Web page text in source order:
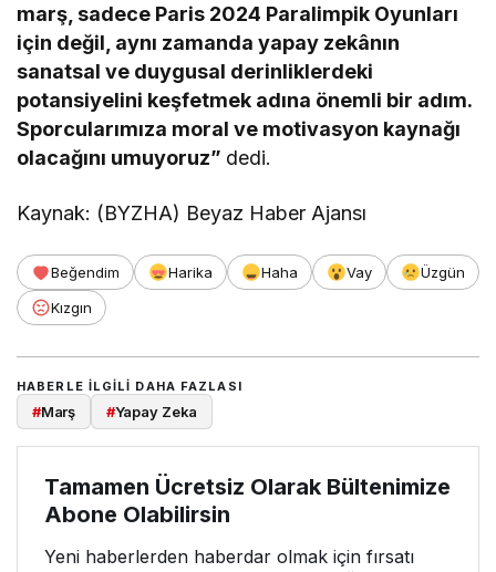
marş, sadece Paris 2024 Paralimpik Oyunları
için değil, aynı zamanda yapay zekânın
sanatsal ve duygusal derinliklerdeki
potansiyelini keşfetmek adına önemli bir adım.
Sporcularımıza moral ve motivasyon kaynağı
olacağını umuyoruz” dedi.
Kaynak: (BYZHA) Beyaz Haber Ajansı
Beğendim Harika Haha Vay
Üzgün
Kızgın
HABERLE ILGILI DAHA FAZLASI
#Marş #Yapay Zeka
Tamamen Ücretsiz Olarak Bültenimize
Abone Olabilirsin
Yeni haberlerden haberdar olmak için fırsatı